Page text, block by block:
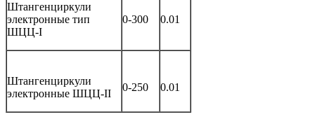
Штангенциркули
электронные тип
ШЦЦ-I
0-300 0.01
Штангенциркули
электронные ШЦЦ-II
0-250 0.01